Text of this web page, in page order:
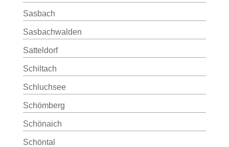
Sasbach
Sasbachwalden
Satteldorf
Schiltach
Schluchsee
Schömberg
Schönaich
Schöntal